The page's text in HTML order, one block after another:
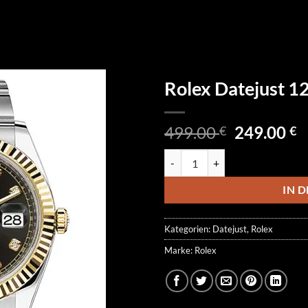
Rolex Datejust
499.00€
499.00 €
249.00€
IN
Kategorien: Datejust, Rolex
Marke: Rolex